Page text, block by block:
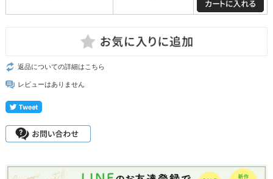
返品についての詳細はこちら
レビューはありません